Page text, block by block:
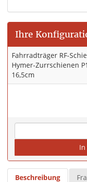
Ihre
Fahrradträger RF-
Hymer-Zurrschienen
16,5cm
Beschreibung